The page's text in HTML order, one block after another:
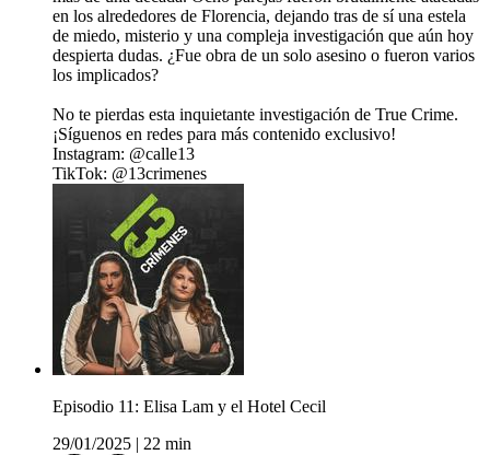
en los alrededores de Florencia, dejando tras de sí una estela
de miedo, misterio y una compleja investigación que aún hoy
despierta dudas. ¿Fue obra de un solo asesino o fueron varios
los implicados?
No te pierdas esta inquietante investigación de True Crime.
¡Síguenos en redes para más contenido exclusivo!
Instagram: @calle13
TikTok: @13crimenes
Episodio 11: Elisa Lam y el Hotel Cecil
29/01/2025
22 min